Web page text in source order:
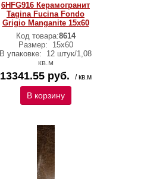
6HFG916 Керамогранит
Tagina Fucina Fondo
Grigio Manganite 15x60
Код товара:8614
Размер:
15x60
В упаковке:
12 штук/1,08
кв.м
13341.55 руб. / кв.м
В корзину